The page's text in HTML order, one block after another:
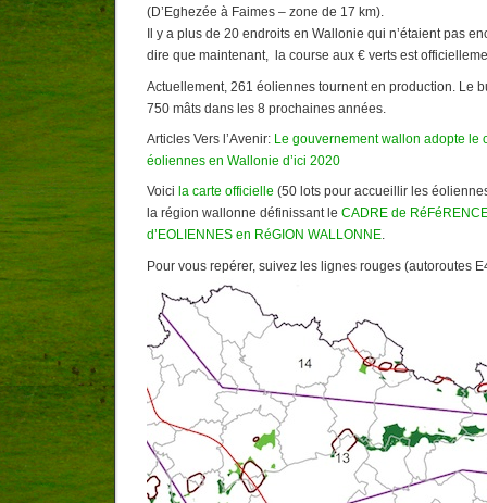
(D’Eghezée à Faimes – zone de 17 km).
Il y a plus de 20 endroits en Wallonie qui n’étaient pas
dire que maintenant, la course aux € verts est
Actuellement, 261 éoliennes tournent en production. Le
750 mâts dans les 8 prochaines années.
Articles Vers l’Avenir: Le gouvernement wallon adopte le
éoliennes en Wallonie d’ici 2020
Voici la carte officielle (50 lots pour accueillir les
la région wallonne définissant le CADRE de
d’EOLIENNES en RéGION WALLONNE.
Pour vous repérer, suivez les lignes rouges (autoroutes